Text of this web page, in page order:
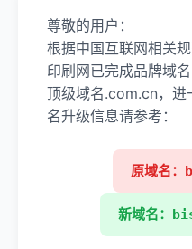
尊敬的用户：
根据中国互联网相关
印刷网已完成品牌域
顶级域名.com.cn，进
名升级信息请参考：
原域名
新域名：